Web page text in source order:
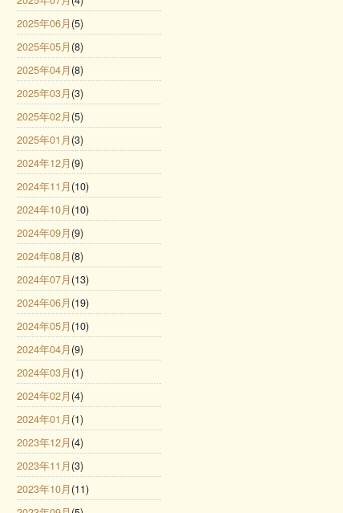
2025年06月 (5)
2025年05月 (8)
2025年04月 (8)
2025年03月 (3)
2025年02月 (5)
2025年01月 (3)
2024年12月 (9)
2024年11月 (10)
2024年10月 (10)
2024年09月 (9)
2024年08月 (8)
2024年07月 (13)
2024年06月 (19)
2024年05月 (10)
2024年04月 (9)
2024年03月 (1)
2024年02月 (4)
2024年01月 (1)
2023年12月 (4)
2023年11月 (3)
2023年10月 (11)